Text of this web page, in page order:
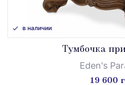
в наличии
Тумбочка
Eden's
19 600